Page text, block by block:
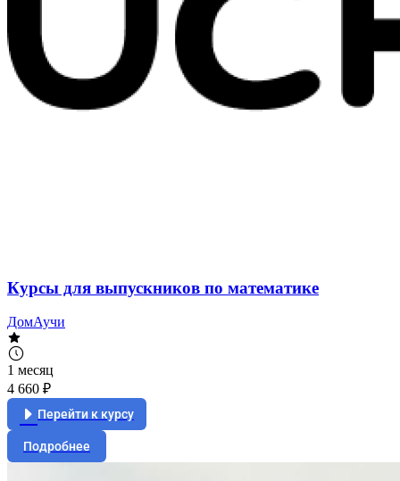
Курсы для выпускников по математике
ДомАучи
1 месяц
4 660 ₽
Перейти к курсу
Подробнее